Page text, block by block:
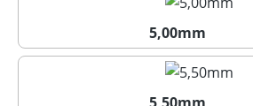
5,00mm
5,00mm